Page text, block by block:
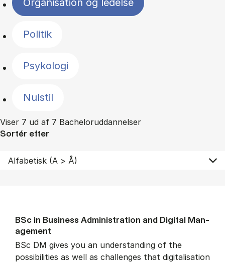
Organisation og ledelse
Politik
Psykologi
Nulstil
Viser 7 ud af 7 Bacheloruddannelser
Sortér efter
BSc in Busi­ness Ad­min­is­tra­tion and Di­git­al Man­
age­ment
BSc DM gives you an understanding of the
possibilities as well as challenges that digitalisation